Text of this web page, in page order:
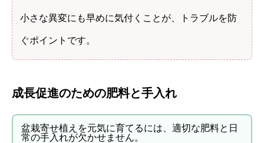
小さな異変にも早めに気付くことが、トラブルを防
ぐポイントです。
成長促進のための肥料と手入れ
盆栽寄せ植えを元気に育てるには、適切な肥料と日
常の手入れが欠かせません。